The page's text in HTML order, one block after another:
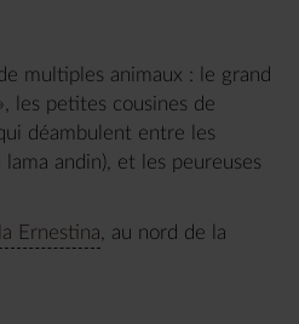
multiples animaux : le grand
les petites cousines de
déambulent entre les
andin), et les peureuses
Ernestina , au nord de la